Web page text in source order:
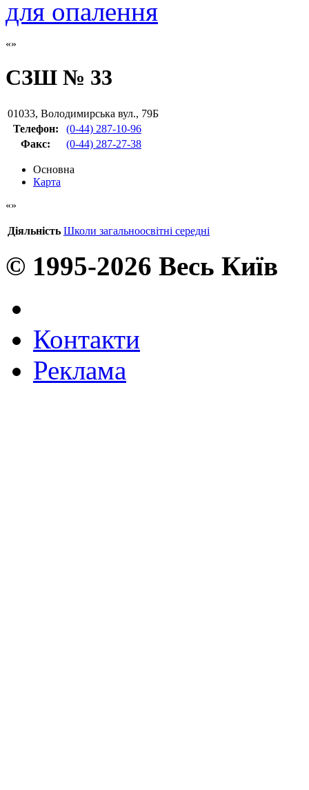
СЗШ № 33
01033, Володимирська вул., 79Б
Телефон:
(0-44) 287-10-96
Факс: (0-44) 287-27-38
Основна
Карта
Діяльність Школи загальноосвітні середні
© 1995-2026 Весь Київ
Контакти
Реклама